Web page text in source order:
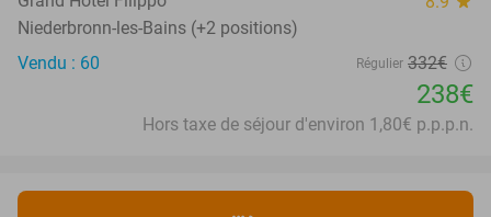
Niederbronn-les-Bains (+2 positions)
Vendu : 60
Régulier 332€
238€
Hors taxe de séjour d'environ 1,80€ p.p.p.n.